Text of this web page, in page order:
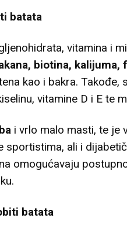
batata
vitamina i
biotina, kalijuma,
kao i bakra. Takođe,
vitamine D i E te
i vrlo malo masti, te je
sportistima, ali i
omogućavaju
batata